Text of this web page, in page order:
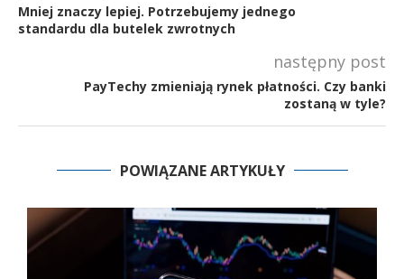
Mniej znaczy lepiej. Potrzebujemy jednego
standardu dla butelek zwrotnych
następny post
PayTechy zmieniają rynek płatności. Czy banki
zostaną w tyle?
POWIĄZANE ARTYKUŁY